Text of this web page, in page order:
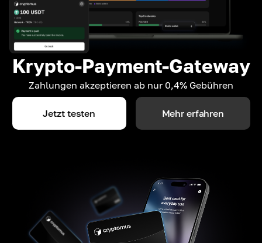
Krypto-Payment-Gateway
Zahlungen akzeptieren ab nur 0,4% Gebühren
Jetzt testen Mehr erfahren